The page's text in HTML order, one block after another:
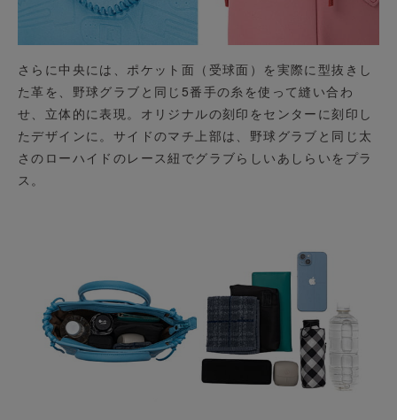
さらに中央には、ポケット面（受球面）を実際に型抜きし
た革を、野球グラブと同じ5番手の糸を使って縫い合わ
せ、立体的に表現。オリジナルの刻印をセンターに刻印し
たデザインに。サイドのマチ上部は、野球グラブと同じ太
さのローハイドのレース紐でグラブらしいあしらいをプラ
ス。